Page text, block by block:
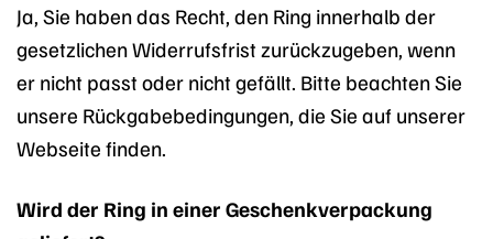
Ja, Sie haben das Recht, den Ring innerhalb der
gesetzlichen Widerrufsfrist zurückzugeben, wenn
er nicht passt oder nicht gefällt. Bitte beachten Sie
unsere Rückgabebedingungen, die Sie auf unserer
Webseite finden.
Wird der Ring in einer Geschenkverpackung